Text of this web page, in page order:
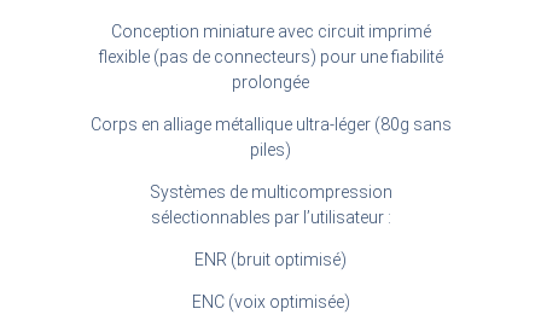
Conception miniature avec circuit imprimé
flexible (pas de connecteurs) pour une fiabilité
prolongée
Corps en alliage métallique ultra-léger (80g sans
piles)
Systèmes de multicompression
sélectionnables par l’utilisateur :
ENR (bruit optimisé)
ENC (voix optimisée)